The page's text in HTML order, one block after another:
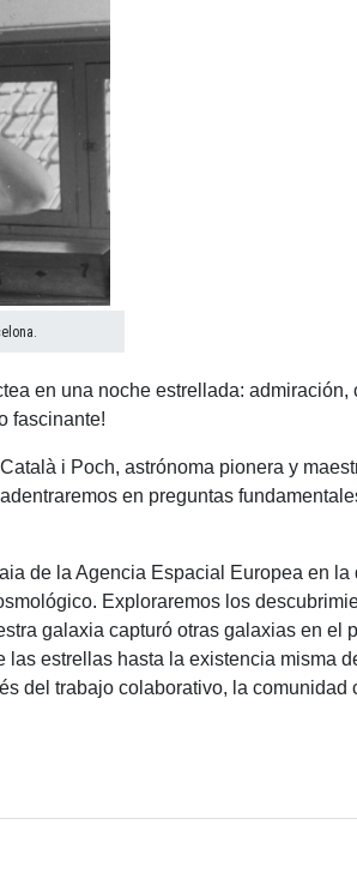
en una noche estrellada:
fascinante!
i Poch, astrónoma pionera y
en preguntas
de la Agencia Espacial Europea en
Exploraremos los
galaxia capturó otras galaxias en
estrellas hasta la existencia misma
del trabajo colaborativo, la